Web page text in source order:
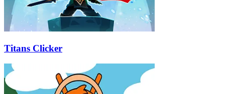
Titans Clicker